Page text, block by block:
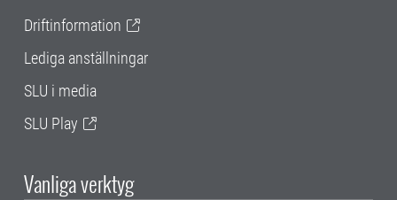
Driftinformation
Lediga anställningar
SLU i media
SLU Play
Vanliga verktyg